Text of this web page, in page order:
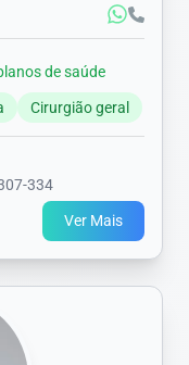
de saúde
Cirurgião geral
334
Ver Mais